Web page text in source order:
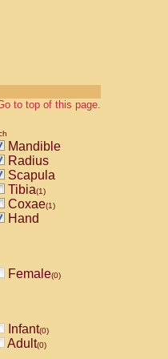
to top of this page.
Mandible
Radius
Scapula
Tibia(1)
Coxae(1)
Hand
Female(0)
Infant(0)
Adult(0)